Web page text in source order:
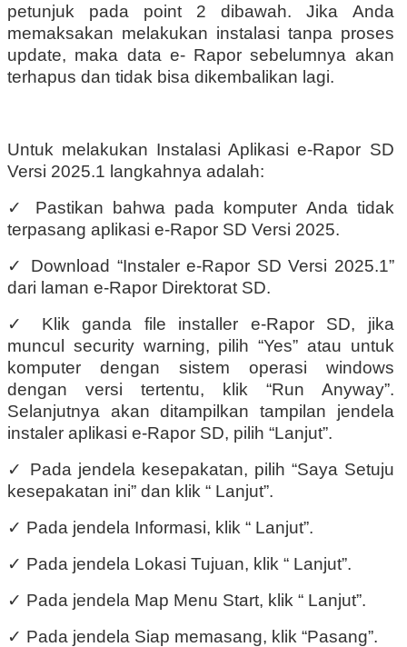
petunjuk pada point 2 dibawah. Jika Anda
memaksakan melakukan instalasi tanpa proses
update, maka data e- Rapor sebelumnya akan
terhapus dan tidak bisa dikembalikan lagi.
Untuk melakukan Instalasi Aplikasi e-Rapor SD
Versi 2025.1 langkahnya adalah:
✓
Pastikan bahwa pada komputer Anda tidak
terpasang aplikasi e-Rapor SD Versi 2025.
✓
Download “Instaler e-Rapor SD Versi 2025.1”
dari laman e-Rapor Direktorat SD.
✓
Klik ganda file installer e-Rapor SD, jika
muncul security warning, pilih “Yes” atau untuk
komputer dengan sistem operasi windows
dengan versi tertentu, klik “Run Anyway”.
Selanjutnya akan ditampilkan tampilan jendela
instaler aplikasi e-Rapor SD, pilih “Lanjut”.
✓
Pada jendela kesepakatan, pilih “Saya Setuju
kesepakatan ini” dan klik “ Lanjut”.
✓ Pada jendela Informasi, klik “ Lanjut”.
✓ Pada jendela Lokasi Tujuan, klik “ Lanjut”.
✓ Pada jendela Map Menu Start, klik “ Lanjut”.
✓ Pada jendela Siap memasang, klik “Pasang”.